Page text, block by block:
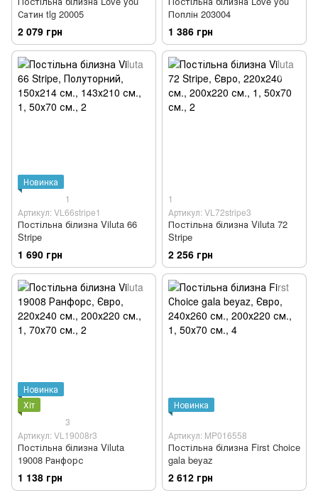
Сатин tlg 20005
2 079 грн
Поплін 203004
1 386 грн
Новинка
1
Артикул: VL66stripe1
Постільна білизна Viluta 66
Stripe
1 690 грн
1
Артикул: VL72stripe3
Постільна білизна Viluta 72
Stripe
2 256 грн
Новинка
Хіт
3
Артикул: VL19008r3
Постільна білизна Viluta
19008 Ранфорс
1 138 грн
Новинка
Артикул: MP016558
Постільна білизна First Сhoice
gala beyaz
2 612 грн